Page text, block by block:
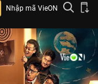
Nhập mã VieON